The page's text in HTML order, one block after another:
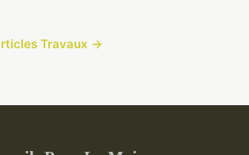
Travaux →